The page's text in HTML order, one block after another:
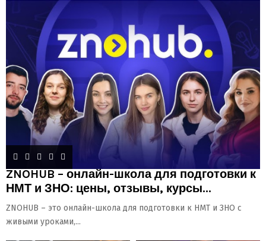
ZNOHUB – онлайн-школа для подготовки к
НМТ и ЗНО: цены, отзывы, курсы...
ZNOHUB – это онлайн-школа для подготовки к НМТ и ЗНО с
живыми уроками,...